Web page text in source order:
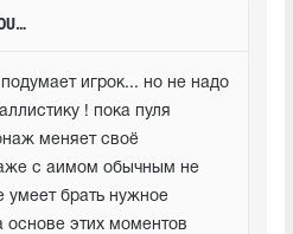
MOZOLEV_YOUTUBE
игрок... но не надо
! пока пуля
меняет своё
с аимом обычным не
умеет брать нужное
основе этих моментов